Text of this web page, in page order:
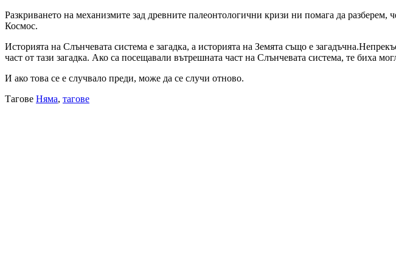
Разкриването на механизмите зад древните палеонтологични кризи ни помага да
Космос.
Историята на Слънчевата система е загадка, а историята на Земята също е
част от тази загадка. Ако са посещавали вътрешната част на Слънчевата система, те биха
И ако това се е случвало преди, може да се случи отново.
Тагове Няма, тагове